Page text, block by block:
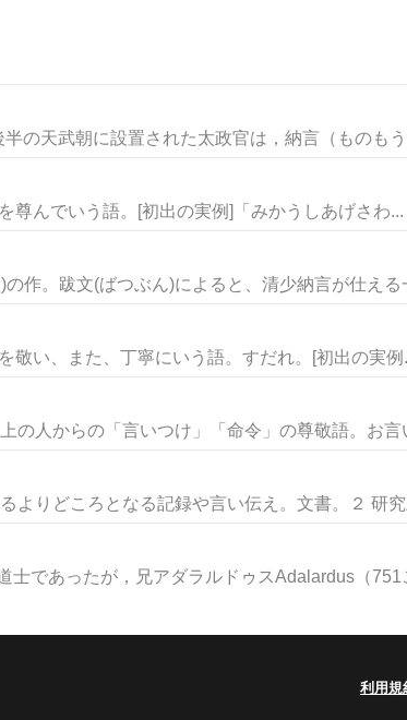
の天武朝に設置された太政官は，納言（ものもう
んでいう語。[初出の実例]「みかうしあげさわ...
作。跋文(ばつぶん)によると、清少納言が仕える
い、また、丁寧にいう語。すだれ。[初出の実例...
の人からの「言いつけ」「命令」の尊敬語。お言
よりどころとなる記録や言い伝え。文書。２ 研究
であったが，兄アダラルドゥスAdalardus（751
利用規